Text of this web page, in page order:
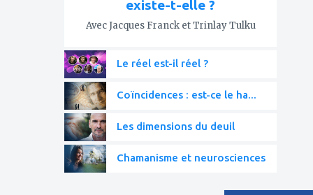
existe-t-elle ?
Avec Jacques Franck et Trinlay Tulku
Le réel est-il réel ?
Coïncidences : est-ce le ha...
Les dimensions du deuil
Chamanisme et neurosciences